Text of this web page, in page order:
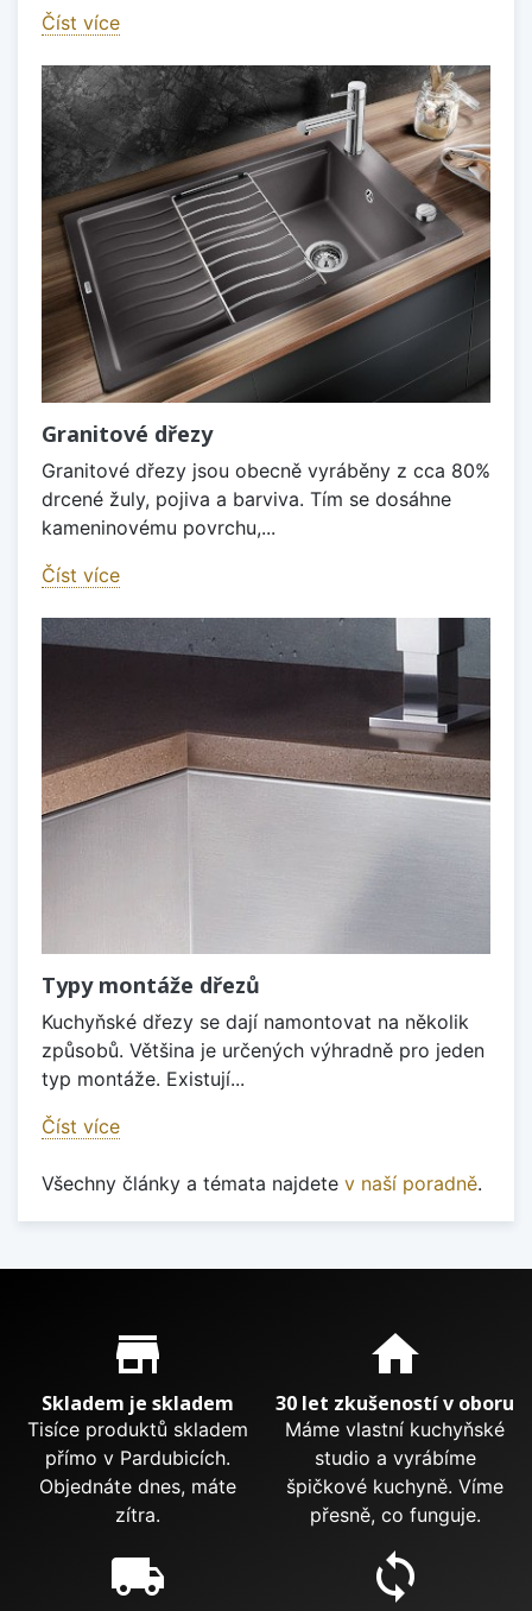
Číst více
Granitové dřezy
Granitové dřezy jsou obecně vyráběny z cca 80%
drcené žuly, pojiva a barviva. Tím se dosáhne
kameninovému povrchu,...
Číst více
Typy montáže dřezů
Kuchyňské dřezy se dají namontovat na několik
způsobů. Většina je určených výhradně pro jeden
typ montáže. Existují...
Číst více
Všechny články a témata najdete v naší poradně.
Proč nakupovat u nás?
store_mall_directory
Skladem je skladem
Tisíce produktů skladem
přímo v Pardubicích.
Objednáte dnes, máte
zítra.
home
30 let zkušeností v oboru
Máme vlastní kuchyňské
studio a vyrábíme
špičkové kuchyně. Víme
přesně, co funguje.
local_shipping sync